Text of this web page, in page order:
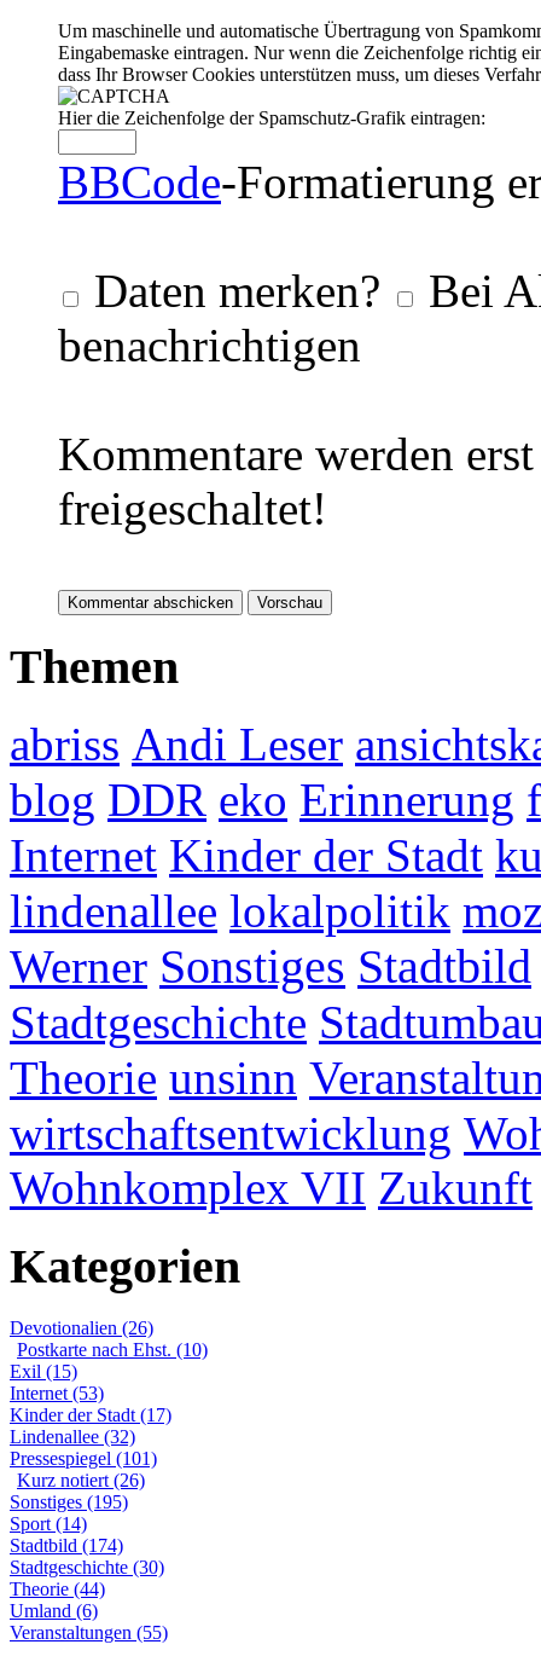
Um maschinelle und automatische Übertragung von
Eingabemaske eintragen. Nur wenn die Zeichenfolge richtig
dass Ihr Browser Cookies unterstützen muss, um dieses
Hier die Zeichenfolge der Spamschutz-Grafik eintragen:
BBCode-Formatierung
Daten merken?
Bei
benachrichtigen
Kommentare werden
freigeschaltet!
Themen
abriss Andi Leser
blog DDR eko Erinnerung
Internet Kinder der Stadt
lindenallee lokalpolitik
Werner Sonstiges Stadtbild
Stadtgeschichte
Theorie unsinn
wirtschaftsentwicklung
Wohnkomplex VII Zukunft
Kategorien
Devotionalien (26)
Postkarte nach Ehst. (10)
Exil (15)
Internet (53)
Kinder der Stadt (17)
Lindenallee (32)
Pressespiegel (101)
Kurz notiert (26)
Sonstiges (195)
Sport (14)
Stadtbild (174)
Stadtgeschichte (30)
Theorie (44)
Umland (6)
Veranstaltungen (55)